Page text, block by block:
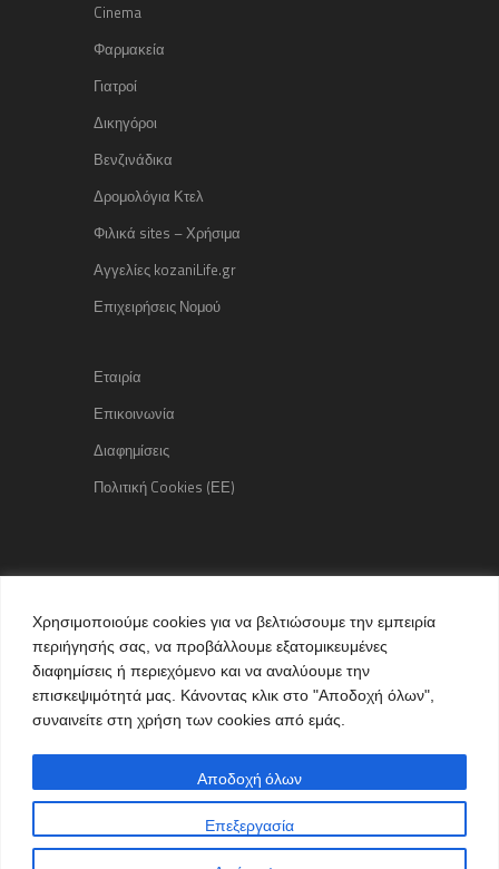
Χρησιμοποιούμε cookies για να βελτιώσουμε την εμπειρία
περιήγησής σας, να προβάλλουμε εξατομικευμένες
διαφημίσεις ή περιεχόμενο και να αναλύουμε την
επισκεψιμότητά μας. Κάνοντας κλικ στο "Αποδοχή όλων",
συναινείτε στη χρήση των cookies από εμάς.
Επεξεργασία
Αποδοχή όλων
Cinema
Φαρμακεία
Γιατροί
Δικηγόροι
Βενζινάδικα
Δρομολόγια Κτελ
Φιλικά sites – Χρήσιμα
Αγγελίες kozaniLife.gr
Επιχειρήσεις Νομού
Εταιρία
Επικοινωνία
Διαφημίσεις
Πολιτική Cookies (ΕΕ)
Copyright © 2015 kozaniLife.gr
All Rights reserved
Internet Services & Advertisement
by kozaniLife.gr